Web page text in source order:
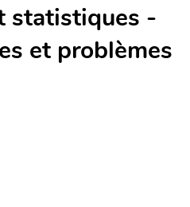
statistiques -
et problèmes